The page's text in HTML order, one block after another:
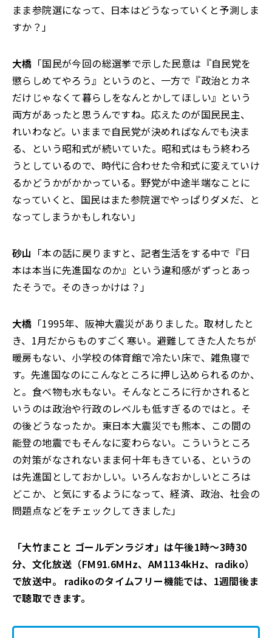
まま参院選になって、日本はどうなっていくと予測しま
すか？」
大橋 「国民が今回の総選挙で示した民意は『自民党を
懲らしめてやろう』というのと、一方で『政治とカネ
だけじゃなくて暮らしをなんとかしてほしい』という
両方があったと思うんですね。応えたのが国民民主、
れいわなど。いままで自民党が決めればなんでも決ま
る、という昭和式が続いていた。昭和式はもう終わろ
うとしているので、時代に合わせた令和式に変えていけ
るかどうかがかかっている。野党が中途半端なことに
なっていくと、国民はまた参院選でやっぱりダメだ、と
なってしまうかもしれない」
砂山 「本の話に戻りますと、記者生活をする中で『日
本は本当に先進国なのか』という違和感がずっとあっ
たそうで。そのきっかけは？」
大橋 「1995年、阪神大震災がありました。取材したと
き、1月だからものすごく寒い。避難してきた人たちが
暖房もない、小学校の体育館で冷たい床で、雑魚寝で
す。先進国なのにこんなところに押し込められるのか、
と。食べ物も水もない。そんなところに行かされると
いうのは政治や行政のレベルも低すぎるのではと。そ
の後どうなったか。東日本大震災でも熊本、この間の
能登の地震でもそんなに変わらない。こういうところ
の対策がなされないまま何十年もきている、というの
は先進国としておかしい。いろんなおかしいところは
どこか、と気にするようになって、経済、政治、社会の
問題点などをチェックしてきました」
「大竹まこと ゴールデンラジオ」は午後1時～3時30
分、文化放送（FM91.6MHz、AM1134kHz、radiko）
で放送中。 radikoのタイムフリー機能では、1週間後ま
で聴取できます。